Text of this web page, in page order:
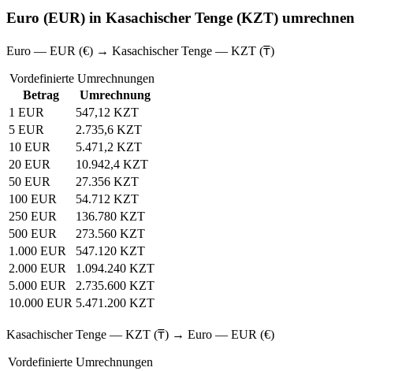
Euro (EUR) in Kasachischer Tenge (KZT) umrechnen
Euro — EUR (€) → Kasachischer Tenge — KZT (₸)
Vordefinierte Umrechnungen
Betrag
Umrechnung
1 EUR
547,12 KZT
5 EUR
2.735,6 KZT
10 EUR
5.471,2 KZT
20 EUR
10.942,4 KZT
50 EUR
27.356 KZT
100 EUR
54.712 KZT
250 EUR
136.780 KZT
500 EUR
273.560 KZT
1.000 EUR
547.120 KZT
2.000 EUR
1.094.240 KZT
5.000 EUR
2.735.600 KZT
10.000 EUR 5.471.200 KZT
Kasachischer Tenge — KZT (₸) → Euro — EUR (€)
Vordefinierte Umrechnungen